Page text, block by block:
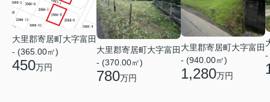
大里郡寄居町大字富田
- (365.00㎡)
450万円
大里郡寄居町大字富田
- (370.00㎡)
780万円
大里郡寄居町大字富田
- (940.00㎡)
1,280万円
-